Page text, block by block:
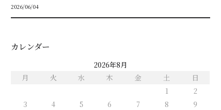
2026/06/04
カレンダー
2026年8月
月
火 水 木 金 土
日
1
2
3
4 5 6 7 8
9